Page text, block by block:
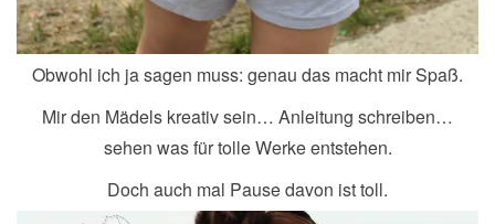
Obwohl ich ja sagen muss: genau das macht mir Spaß.
Mir den Mädels kreativ sein… Anleitung schreiben…
sehen was für tolle Werke entstehen.
Doch auch mal Pause davon ist toll.